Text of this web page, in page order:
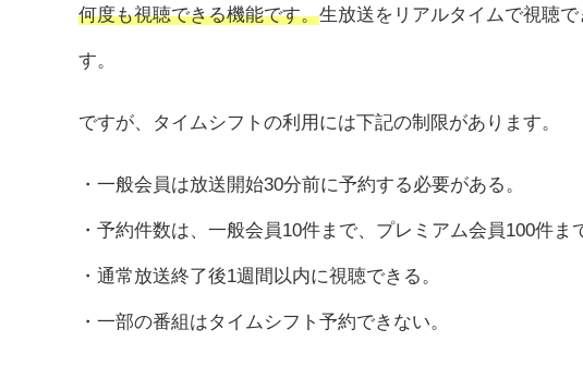
何度も視聴できる機能です。生放送をリアルタイムで視聴
す。
ですが、タイムシフトの利用には下記の制限があります。
・一般会員は放送開始30分前に予約する必要がある。
・予約件数は、一般会員10件まで、プレミアム会員100件ま
・通常放送終了後1週間以内に視聴できる。
・一部の番組はタイムシフト予約できない。